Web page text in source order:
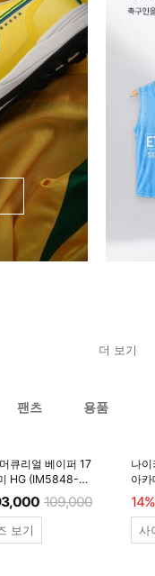
더 보기
팬츠 용품
큐리얼 베이퍼 17
HG (IM5848-
109,000
보기
나
아
14%
사